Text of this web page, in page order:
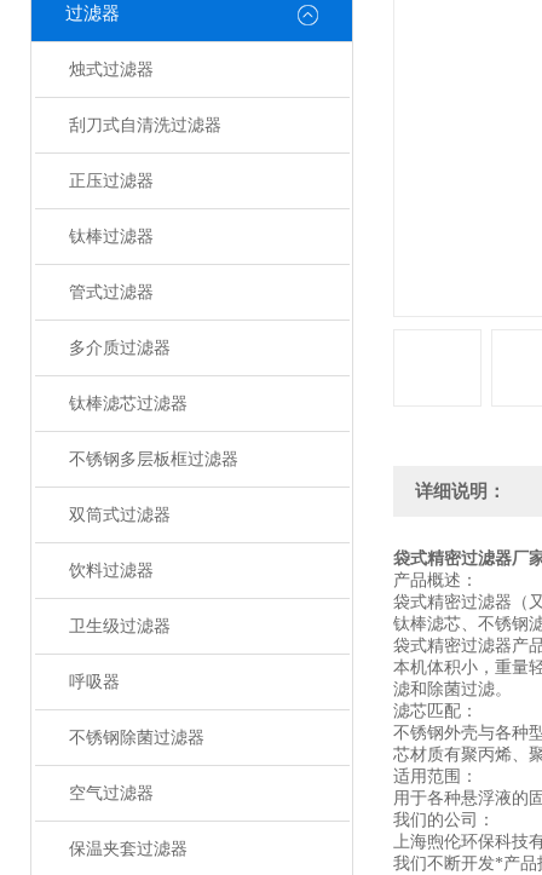
过滤器
烛式过滤器
刮刀式自清洗过滤器
正压过滤器
钛棒过滤器
管式过滤器
多介质过滤器
钛棒滤芯过滤器
不锈钢多层板框过滤器
双筒式过滤器
饮料过滤器
卫生级过滤器
呼吸器
不锈钢除菌过滤器
空气过滤器
保温夹套过滤器
详细说明：
袋式精密过滤器厂
产品概述：
袋式精密过滤器（
钛棒滤芯、不锈钢
袋式精密过滤器产
本机体积小，重量
滤和除菌过滤。
滤芯匹配：
不锈钢外壳与各种
芯材质有聚丙烯、
适用范围：
用于各种悬浮液的
我们的公司：
上海煦伦环保科技
我们不断开发*产品